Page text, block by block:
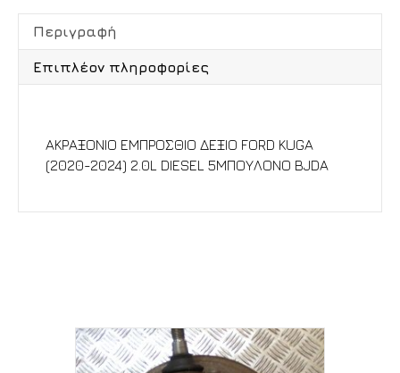
Περιγραφή
Επιπλέον πληροφορίες
ΑΚΡΑΞΟΝΙΟ ΕΜΠΡΟΣΘΙΟ ΔΕΞΙΟ FORD KUGA
(2020-2024) 2.0L DIESEL 5ΜΠΟΥΛΟΝΟ BJDA